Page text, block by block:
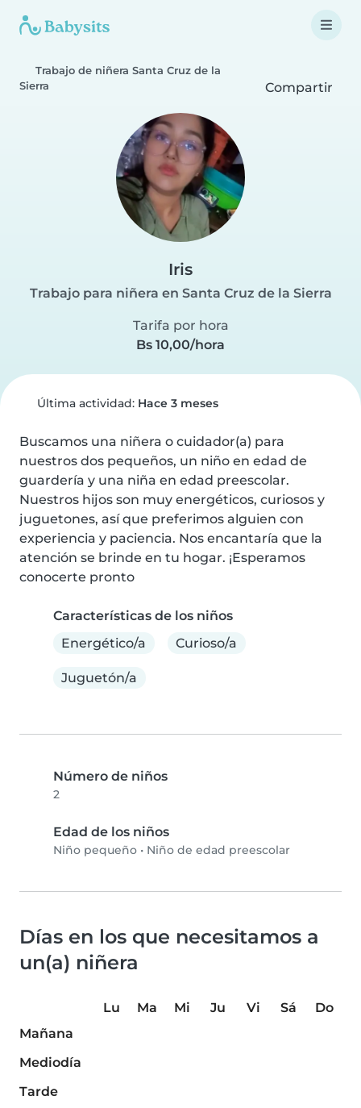
Trabajo de niñera Santa Cruz de la
Sierra
Compartir
Iris
Trabajo para niñera en Santa Cruz de la Sierra
Tarifa por hora
Bs 10,00/hora
Última actividad: Hace 3 meses
Buscamos una niñera o cuidador(a) para
nuestros dos pequeños, un niño en edad de
guardería y una niña en edad preescolar.
Nuestros hijos son muy energéticos, curiosos y
juguetones, así que preferimos alguien con
experiencia y paciencia. Nos encantaría que la
atención se brinde en tu hogar. ¡Esperamos
conocerte pronto
Características de los niños
Energético/a
Curioso/a
Juguetón/a
Número de niños
2
Edad de los niños
Niño pequeño • Niño de edad preescolar
Días en los que necesitamos a
un(a) niñera
Lu Ma Mi Ju Vi Sá
Do
Mañana
Mediodía
Tarde